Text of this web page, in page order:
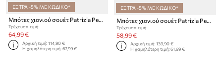
ΕΞΤΡΑ -5% ΜΕ ΚΩΔΙΚΟ*
Μπότες χιονιού σουέτ Patrizia Pepe Girl
Τρέχουσα τιμή:
64,99 €
Αρχική τιμή:114,90 €
Η χαμηλότερη τιμή:67,99 €
ΕΞΤΡΑ -5% ΜΕ ΚΩΔΙΚΟ*
Τρέχουσα τιμή:
58,99 €
Αρχική τιμή:139,90 €
Η χαμηλότερη τιμή:61,99 €